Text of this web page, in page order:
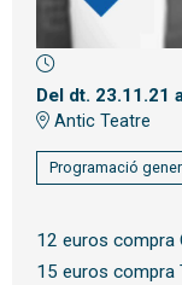
Diapositiva 1 de 1
Del dt. 23.11.21
Antic Teatre
Programació
12 euros compra
15 euros compra